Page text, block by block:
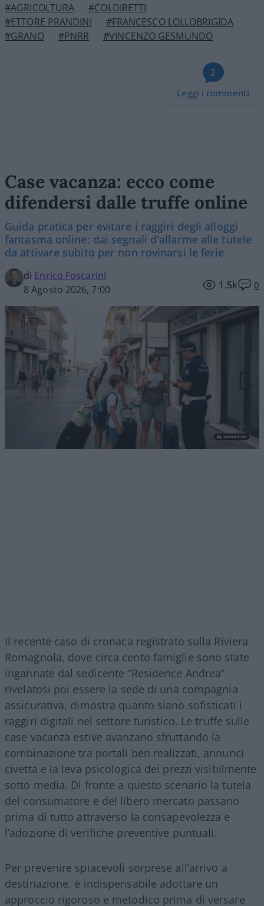
#AGRICOLTURA
#COLDIRETTI
#ETTORE PRANDINI
#FRANCESCO LOLLOBRIGIDA
#GRANO
#PNRR #VINCENZO GESMUNDO
2
Leggi i commenti
Case vacanza: ecco come
difendersi dalle truffe online
Guida pratica per evitare i raggiri degli alloggi
fantasma online: dai segnali d'allarme alle tutele
da attivare subito per non rovinarsi le ferie
di Enrico Foscarini
8 Agosto 2026, 7:00
1.5k 0
Il recente caso di cronaca registrato sulla Riviera
Romagnola, dove circa cento famiglie sono state
ingannate dal sedicente “Residence Andrea”
rivelatosi poi essere la sede di una compagnia
assicurativa, dimostra quanto siano sofisticati i
raggiri digitali nel settore turistico. Le truffe sulle
case vacanza estive avanzano sfruttando la
combinazione tra portali ben realizzati, annunci
civetta e la leva psicologica dei prezzi visibilmente
sotto media. Di fronte a questo scenario la tutela
del consumatore e del libero mercato passano
prima di tutto attraverso la consapevolezza e
l’adozione di verifiche preventive puntuali.
Per prevenire spiacevoli sorprese all’arrivo a
destinazione, è indispensabile adottare un
approccio rigoroso e metodico prima di versare